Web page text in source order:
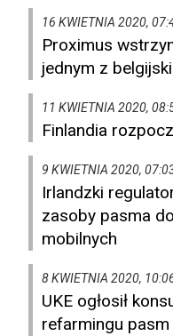
16 KWIETNIA 2020,
Proximus
jednym z
11 KWIETNIA 2020,
Finlandia
9 KWIETNIA 2020,
Irlandzki
zasoby pasma
mobilnych
8 KWIETNIA 2020,
UKE ogłosił
refarmingu